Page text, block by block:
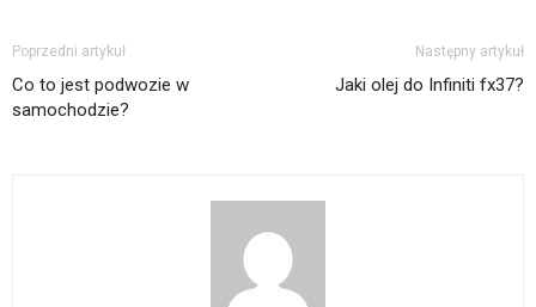
Poprzedni artykuł
Co to jest podwozie w
samochodzie?
Następny artykuł
Jaki olej do Infiniti fx37?